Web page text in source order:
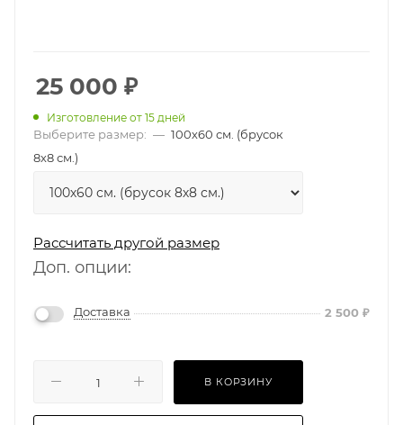
25 000 ₽
Изготовление от 15 дней
Выберите размер: — 100х60 см. (брусок
8х8 см.)
Рассчитать другой размер
Доп. опции:
Доставка 2 500 ₽
В КОРЗИНУ